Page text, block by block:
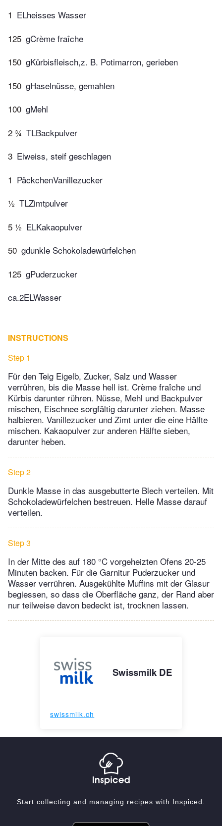
1 ELheisses Wasser
125 gCrème fraîche
150 gKürbisfleisch,z. B. Potimarron, gerieben
150 gHaselnüsse, gemahlen
100 gMehl
2 ¾ TLBackpulver
3 Eiweiss, steif geschlagen
1 PäckchenVanillezucker
½ TLZimtpulver
5 ½ ELKakaopulver
50 gdunkle Schokoladewürfelchen
125 gPuderzucker
ca.2ELWasser
INSTRUCTIONS
Step 1
Für den Teig Eigelb, Zucker, Salz und Wasser
verrühren, bis die Masse hell ist. Crème fraîche und
Kürbis darunter rühren. Nüsse, Mehl und Backpulver
mischen, Eischnee sorgfältig darunter ziehen. Masse
halbieren. Vanillezucker und Zimt unter die eine Hälfte
mischen. Kakaopulver zur anderen Hälfte sieben,
darunter heben.
Step 2
Dunkle Masse in das ausgebutterte Blech verteilen. Mit
Schokoladewürfelchen bestreuen. Helle Masse darauf
verteilen.
Step 3
In der Mitte des auf 180 °C vorgeheizten Ofens 20-25
Minuten backen. Für die Garnitur Puderzucker und
Wasser verrühren. Ausgekühlte Muffins mit der Glasur
begiessen, so dass die Oberfläche ganz, der Rand aber
nur teilweise davon bedeckt ist, trocknen lassen.
Swissmilk DE
swissmilk.ch
Start collecting and managing recipes with Inspiced.